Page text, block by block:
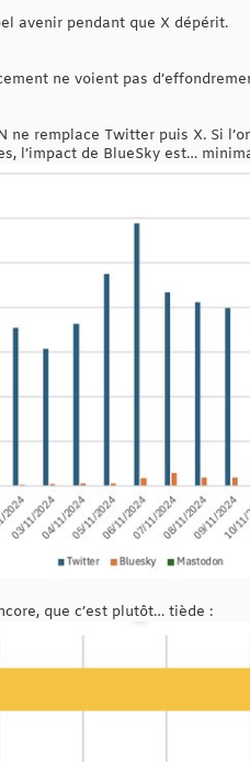
avenir pendant que X dépérit.
ne voient pas
ne remplace Twitter puis X. Si
l’impact de BlueSky est…
que c’est plutôt… tiède :